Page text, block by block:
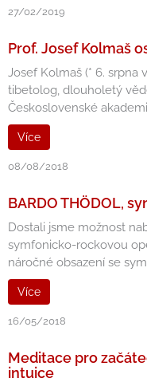
27/02/2019
Prof. Josef Kolmaš
Josef Kolmaš (* 6. srpna
tibetolog, dlouholetý
Československé
Více
08/08/2018
BARDO THÖDOL,
Dostali jsme možnost
symfonicko-rockovou
náročné obsazení se
Více
16/05/2018
Meditace pro
intuice